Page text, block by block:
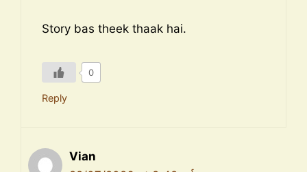
Story bas theek thaak hai.
0
Reply
Vian